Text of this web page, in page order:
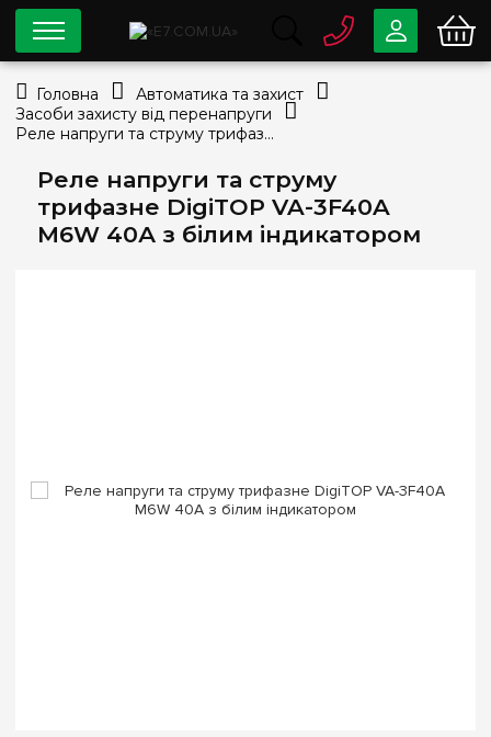
Реле напруги та струму
трифазне DigiTOP VA-3F40A
M6W 40А з білим індикатором
0 800 33-63-07
info@e7.com.ua
Viber Telegram
Головна
Автоматика та захист
Засоби захисту від перенапруги
Реле напруги та струму трифазне DigiTOP VA-3F40A M6W 40А з білим індикатором